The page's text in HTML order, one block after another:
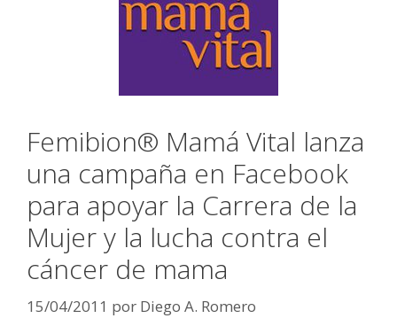
Femibion® Mamá Vital lanza
una campaña en Facebook
para apoyar la Carrera de la
Mujer y la lucha contra el
cáncer de mama
15/04/2011 por Diego A. Romero